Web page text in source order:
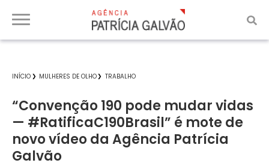
INÍCIO MULHERES DE OLHO TRABALHO
“Convenção 190 pode mudar vidas
— #RatificaC190Brasil” é mote de
novo vídeo da Agência Patrícia
Galvão